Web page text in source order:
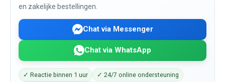
en zakelijke bestellingen.
Chat via Messenger
Chat via WhatsApp
✓ Reactie binnen 1 uur
✓ 24/7 online ondersteuning